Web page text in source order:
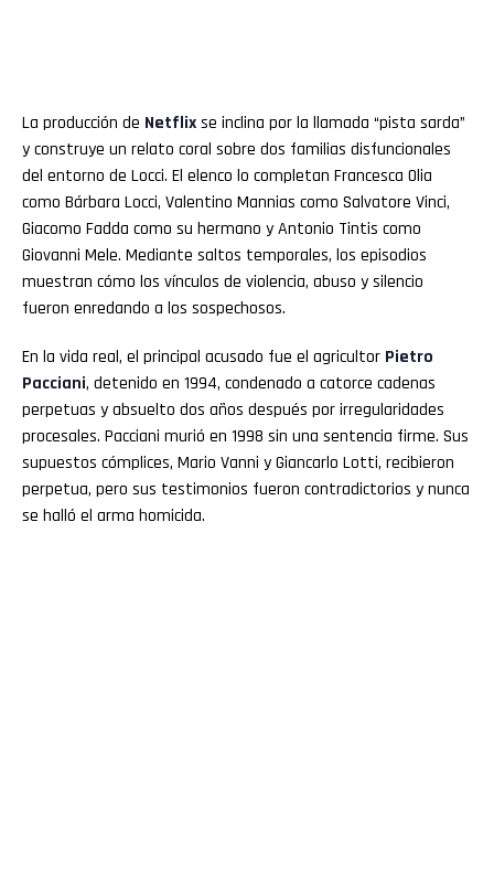
La producción de Netflixse inclina por la llamada “pista sarda”
y construye un relato coral sobre dos familias disfuncionales
del entorno de Locci. El elenco lo completan Francesca Olia
como Bárbara Locci, Valentino Mannias como Salvatore Vinci,
Giacomo Fadda como su hermano y Antonio Tintis como
Giovanni Mele. Mediante saltos temporales, los episodios
muestran cómo los vínculos de violencia, abuso y silencio
fueron enredando a los sospechosos.
En la vida real, el principal acusado fue el agricultor Pietro
Pacciani, detenido en 1994, condenado a catorce cadenas
perpetuas y absuelto dos años después por irregularidades
procesales. Pacciani murió en 1998 sin una sentencia firme. Sus
supuestos cómplices, Mario Vanni y Giancarlo Lotti, recibieron
perpetua, pero sus testimonios fueron contradictorios y nunca
se halló el arma homicida.